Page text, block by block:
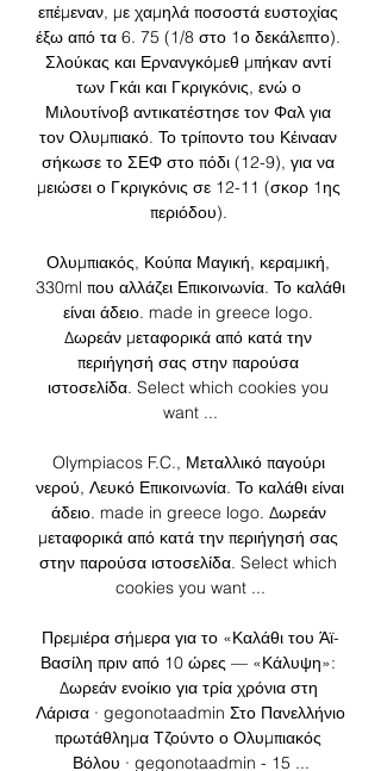
επέμεναν, με χαμηλά ποσοστά ευστοχίας
έξω από τα 6. 75 (1/8 στο 1ο δεκάλεπτο).
Σλούκας και Ερνανγκόμεθ μπήκαν αντί
των Γκάι και Γκριγκόνις, ενώ ο
Μιλουτίνοβ αντικατέστησε τον Φαλ για
τον Ολυμπιακό. Το τρίποντο του Κέινααν
σήκωσε το ΣΕΦ στο πόδι (12-9), για να
μειώσει ο Γκριγκόνις σε 12-11 (σκορ 1ης
περιόδου).
Ολυμπιακός, Κούπα Μαγική, κεραμική,
330ml που αλλάζει Επικοινωνία. Το καλάθι
είναι άδειο. made in greece logo.
Δωρεάν μεταφορικά από κατά την
περιήγησή σας στην παρούσα
ιστοσελίδα. Select which cookies you
want ...
Olympiacos F.C., Μεταλλικό παγούρι
νερού, Λευκό Επικοινωνία. Το καλάθι είναι
άδειο. made in greece logo. Δωρεάν
μεταφορικά από κατά την περιήγησή σας
στην παρούσα ιστοσελίδα. Select which
cookies you want ...
Πρεμιέρα σήμερα για το «Καλάθι του Άϊ-
Βασίλη πριν από 10 ώρες — «Κάλυψη»:
Δωρεάν ενοίκιο για τρία χρόνια στη
Λάρισα · gegonotaadmin Στο Πανελλήνιο
πρωτάθλημα Τζούντο ο Ολυμπιακός
Βόλου · gegonotaadmin - 15 ...